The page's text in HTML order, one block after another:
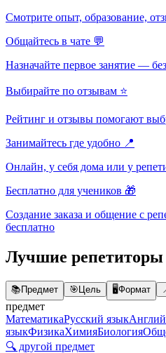
Смотрите опыт, образование,
Общайтесь в чате 💬
Назначайте первое занятие —
Выбирайте по отзывам ⭐
Рейтинг и отзывы помогают
Занимайтесь где удобно 📍
Онлайн, у себя дома или у
Бесплатно для учеников 🎁
Создание заказа и общение с
бесплатно
Лучшие репетиторы
📚Предмет 🎯Цель 🖥️Формат
предмет
МатематикаРусский язык
языкФизикаХимияБиология
🔍 другой предмет